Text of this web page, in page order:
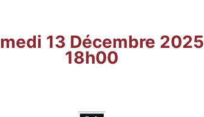
13 Décembre 2025
18h00